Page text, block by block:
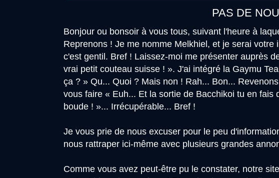
PAS DE
Bonjour ou bonsoir à vous tous, suivant l'heure à
Reprenons ! Je me nomme Melkhiel, et je serai
c'est gentil. Bref ! Laissez-moi me présenter auprès
vrai petit couteau suisse ! ». J'ai intégré la Gaymu
ça ? » Qu... Quoi ? Mais non ! Rah... Bon...
vous faire « Euh... Et la sortie de Bacchikoi tu en
boude ! »... Irrécupérable... Bref !
Je vous prie de nous excuser pour le peu
nous rattraper ici-même avec plusieurs grandes
Comme vous avez peut-être pu le constater, notre